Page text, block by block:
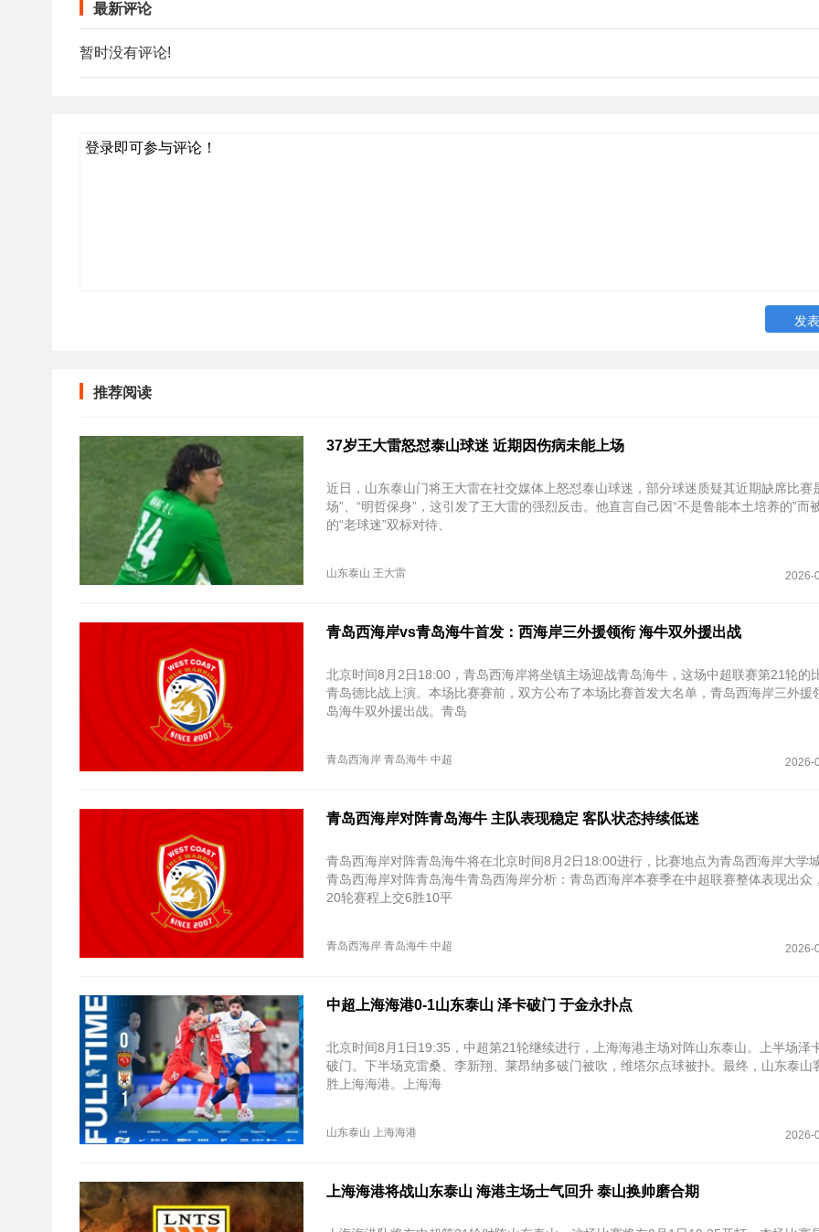
最新评论
暂时没有评论!
登录即可参与评论！
推荐阅读
37岁王大雷怒怼泰山球迷 近期因伤病未能上场
近日，山东泰山门将王大雷在社交媒体上怒怼泰山球迷，部分球迷质疑其近期缺席比赛
场”、“明哲保身”，这引发了王大雷的强烈反击。他直言自己因“不是鲁能本土培养的”而
的“老球迷”双标对待、
山东泰山 王大雷 2026-
青岛西海岸vs青岛海牛首发：西海岸三外援领衔 海牛双外援出战
北京时间8月2日18:00，青岛西海岸将坐镇主场迎战青岛海牛，这场中超联赛第21轮的
青岛德比战上演。本场比赛赛前，双方公布了本场比赛首发大名单，青岛西海岸三外援
岛海牛双外援出战。青岛
青岛西海岸 青岛海牛 中超 2026-
青岛西海岸对阵青岛海牛 主队表现稳定 客队状态持续低迷
青岛西海岸对阵青岛海牛将在北京时间8月2日18:00进行，比赛地点为青岛西海岸大学城
青岛西海岸对阵青岛海牛青岛西海岸分析：青岛西海岸本赛季在中超联赛整体表现出众
20轮赛程上交6胜10平
青岛西海岸 青岛海牛 中超 2026-
中超上海海港0-1山东泰山 泽卡破门 于金永扑点
北京时间8月1日19:35，中超第21轮继续进行，上海海港主场对阵山东泰山。上半场泽
破门。下半场克雷桑、李新翔、莱昂纳多破门被吹，维塔尔点球被扑。最终，山东泰山
胜上海海港。上海海
山东泰山 上海海港 2026-
上海海港将战山东泰山 海港主场士气回升 泰山换帅磨合期